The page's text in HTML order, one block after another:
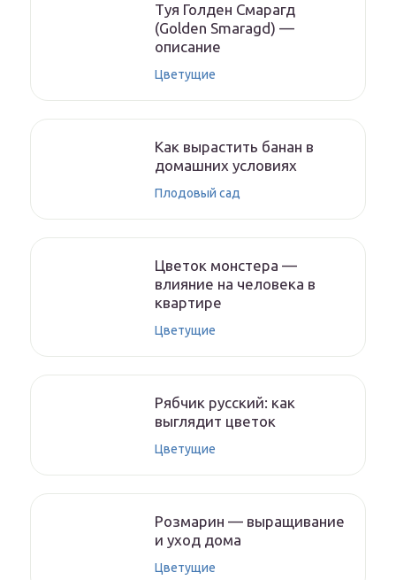
Туя Голден Смарагд
(Golden Smaragd) —
описание
Цветущие
Как вырастить банан в
домашних условиях
Плодовый сад
Цветок монстера —
влияние на человека в
квартире
Цветущие
Рябчик русский: как
выглядит цветок
Цветущие
Розмарин — выращивание
и уход дома
Цветущие